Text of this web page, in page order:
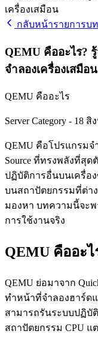
กลับหน้ารายการบ
QEMU คืออะไร?
จำลองเครื่องเสมือน
QEMU คืออะไร
Server Category - 18 สิ
QEMU คือโปรแกรมจ
Source ที่ทรงพลังที่สุ
ปฏิบัติการอื่นบนเครื่อ
บนสถาปัตยกรรมที่ต่า
มองหา บทความนี้จะ
การใช้งานจริง
QEMU คืออะไ
QEMU ย่อมาจาก
ทำหน้าที่จำลองฮาร์ด
สามารถรันระบบปฏิบั
สถาปัตยกรรม CPU แ